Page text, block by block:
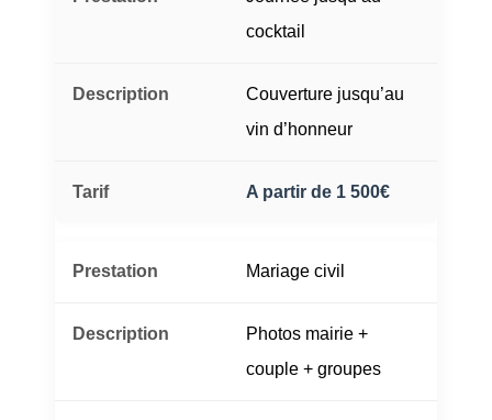
cocktail
Couverture jusqu’au
vin d’honneur
A partir de 1 500€
Mariage civil
Photos mairie +
couple + groupes